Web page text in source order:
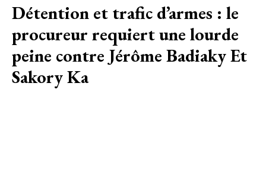
Détention et trafic d’armes : le
procureur requiert une lourde
peine contre Jérôme Badiaky Et
Sakory Ka